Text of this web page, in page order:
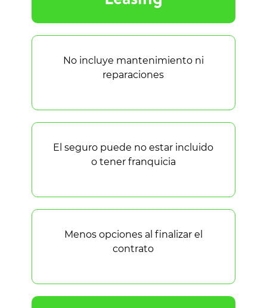
No incluye mantenimiento ni
reparaciones
El seguro puede no estar incluido
o tener franquicia
Menos opciones al finalizar el
contrato